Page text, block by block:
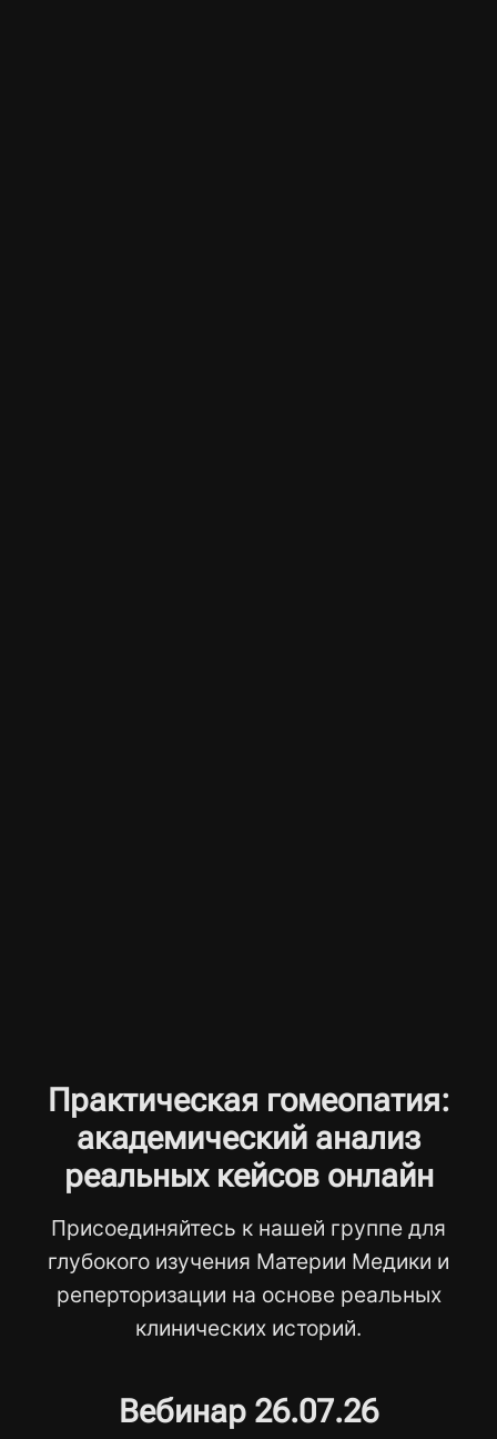
Практическая гомеопатия:
академический анализ
реальных кейсов онлайн
Присоединяйтесь к нашей группе для
глубокого изучения Материи Медики и
реперторизации на основе реальных
клинических историй.
Вебинар 26.07.26